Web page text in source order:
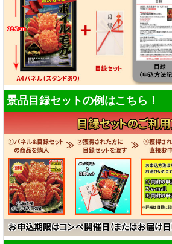
景品目録セットの例はこちら！